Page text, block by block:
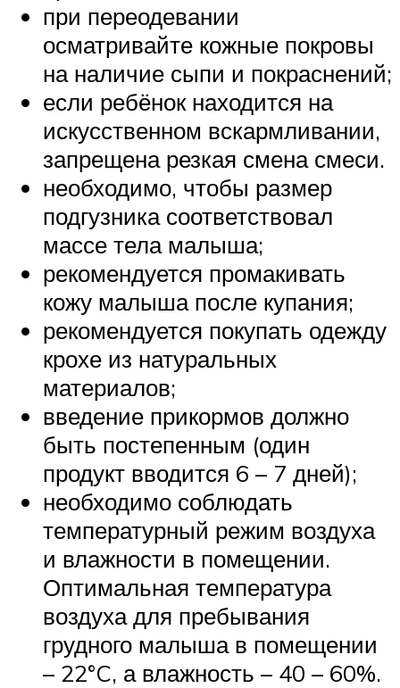
при переодевании
осматривайте кожные покровы
на наличие сыпи и покраснений;
если ребёнок находится на
искусственном вскармливании,
запрещена резкая смена смеси.
необходимо, чтобы размер
подгузника соответствовал
массе тела малыша;
рекомендуется промакивать
кожу малыша после купания;
рекомендуется покупать одежду
крохе из натуральных
материалов;
введение прикормов должно
быть постепенным (один
продукт вводится 6 – 7 дней);
необходимо соблюдать
температурный режим воздуха
и влажности в помещении.
Оптимальная температура
воздуха для пребывания
грудного малыша в помещении
– 22°C, а влажность – 40 – 60%.